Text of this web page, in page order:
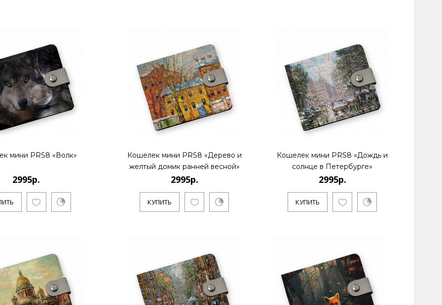
КУПИТЬ
2995р.
2995р.
мини PRS8 «Волк»
2995р.
Кошелек мини PRS8 «Дерево и
желтый домик ранней весной»
2995р.
КУПИТЬ
Кошелек мини PRS8 «Дождь и
солнце в Петербурге»
2995р.
КУПИТЬ